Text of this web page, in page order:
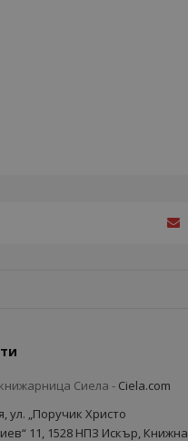
Сиела - Ciela.com
ул. „Поручик Христо
11, 1528 НПЗ Искър, Книжна